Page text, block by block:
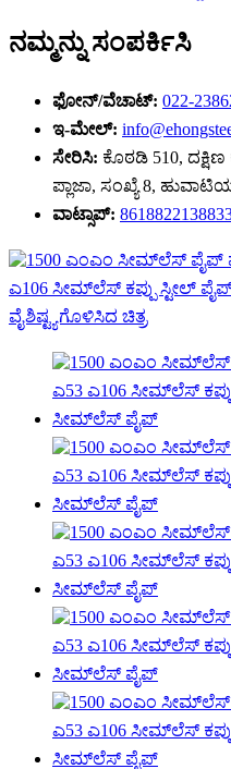
ನಮ್ಮನ್ನು ಸಂಪರ್ಕಿಸಿ
ಫೋನ್/ವೆಚಾಟ್: 022-
ಇ-ಮೇಲ್:
ಸೇರಿಸಿ: ಕೊಠಡಿ 510,
ಪ್ಲಾಜಾ, ಸಂಖ್ಯೆ 8,
ವಾಟ್ಸಾಪ್: